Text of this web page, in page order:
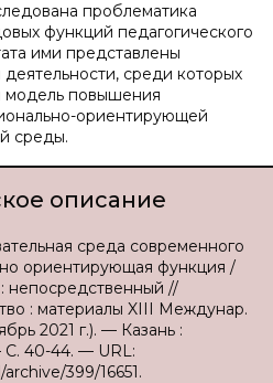
проблематика
функций педагогического
ими представлены
среди которых
модель повышения
ориентирующей
среды.
описание
среда современного
ориентирующая функция /
непосредственный //
: материалы XIII Междунар.
2021 г.). — Казань :
40-44. — URL:
399/16651.